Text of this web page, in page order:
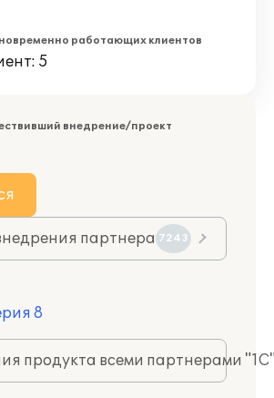
работающих клиентов
5
внедрение/проект
партнера 7243
8
продукта всеми партнерами